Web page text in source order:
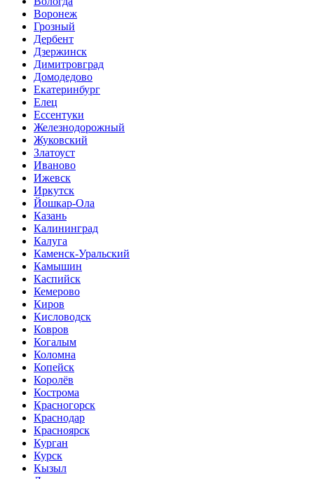
Воронеж
Грозный
Дербент
Дзержинск
Димитровград
Домодедово
Екатеринбург
Елец
Ессентуки
Железнодорожный
Жуковский
Златоуст
Иваново
Ижевск
Иркутск
Йошкар-Ола
Казань
Калининград
Калуга
Каменск-Уральский
Камышин
Каспийск
Кемерово
Киров
Кисловодск
Ковров
Когалым
Коломна
Копейск
Королёв
Кострома
Красногорск
Краснодар
Красноярск
Курган
Курск
Кызыл